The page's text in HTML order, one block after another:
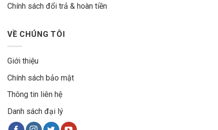
Chính sách đổi trả & hoàn tiền
VỀ CHÚNG TÔI
Giới thiệu
Chính sách bảo mật
Thông tin liên hệ
Danh sách đại lý